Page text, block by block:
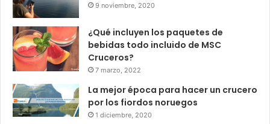
9 noviembre, 2020
¿Qué incluyen los paquetes de
bebidas todo incluido de MSC
Cruceros?
7 marzo, 2022
La mejor época para hacer un crucero
por los fiordos noruegos
1 diciembre, 2020